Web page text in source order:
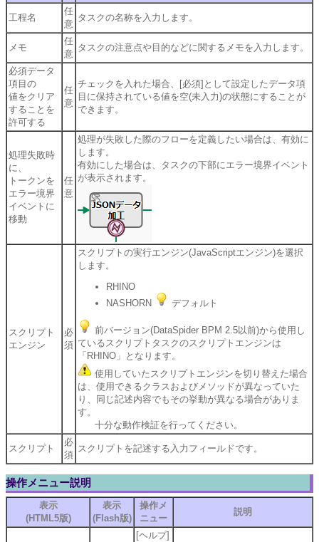
工程名
任
意
タスクの名称を入力します。
メモ
任
意
タスクの注意点や目的などに関するメモを入力します。
必須データ
項目の
値をクリア
することを
許可する
任
意
チェックを入れた場合、[必須]として設定したデータ項
目に保持されている値を空(未入力)の状態にすることが
できます。
処理失敗時
に、
トークンを
エラー境界
イベントに
移動
任
意
処理が失敗した際のフローを定義したい場合は、有効に
します。
有効にした場合は、タスクの下部にエラー境界イベント
が表示されます。
スクリプト
エンジン
必
須
スクリプトの実行エンジン(JavaScriptエンジン)を選択
します。
RHINO
NASHORN
デフォルト
前バージョン(DataSpider BPM 2.5以前)から使用し
ているスクリプトタスクのスクリプトエンジンは
「RHINO」となります。
使用していたスクリプトエンジンを切り替えた場合
は、使用できるクラスおよびメソッドが異なっていた
り、同じ記述内容でもその挙動が異なる場合がありま
す。
十分な動作検証を行ってください。
スクリプト
必
須
スクリプトを記述する入力フィールドです。
操作メニュー説明
表示
(HTML5版)
表示
(Flash版)
操作メ
ニュー
説明
[ヘルプ]